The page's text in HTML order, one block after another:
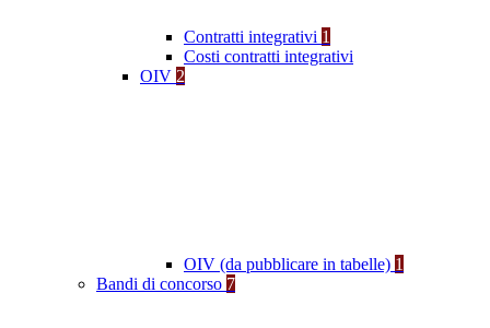
Contratti integrativi 1
Costi contratti integrativi
OIV 2
OIV (da pubblicare in tabelle) 1
Bandi di concorso 7